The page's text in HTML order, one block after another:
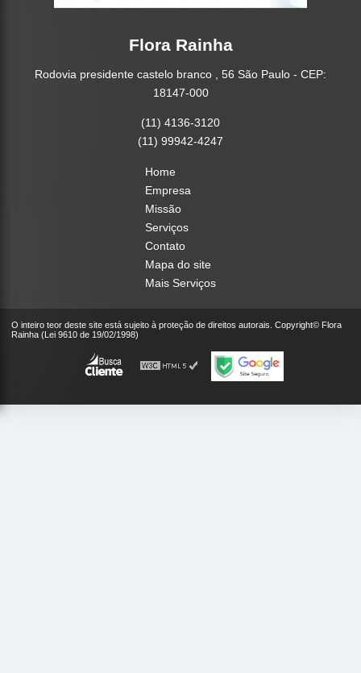
Flora Rainha
Rodovia presidente castelo branco , 56 São Paulo - CEP:
18147-000
(11) 4136-3120
(11) 99942-4247
Home
Empresa
Missão
Serviços
Contato
Mapa do site
Mais Serviços
O inteiro teor deste site está sujeito à proteção de direitos autorais. Copyright© Flora
Rainha (Lei 9610 de 19/02/1998)